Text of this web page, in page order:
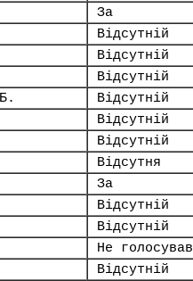
За
Відсутній
Відсутній
Відсутній
Відсутній
Відсутній
Відсутній
Відсутня
За
Відсутній
Відсутній
Не голосував
Відсутній